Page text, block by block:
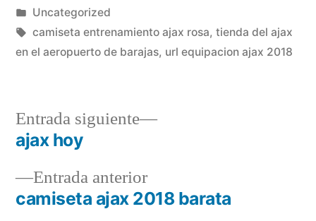
por
Publicado
en
Uncategorized
Etiquetas:
camiseta entrenamiento ajax rosa, tienda del ajax
en el aeropuerto de barajas, url equipacion ajax 2018
Navegación
deEntrada anteriorEntrada
anterior:
camiseta ajax 2018 barata
Entrada siguiente
Entrada
ajax hoy